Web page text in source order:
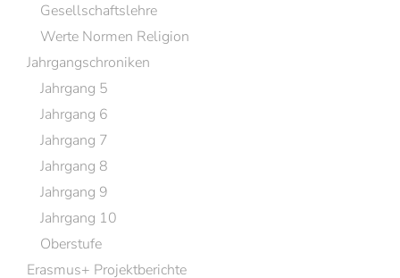
Gesellschaftslehre
Werte Normen Religion
Jahrgangschroniken
Jahrgang 5
Jahrgang 6
Jahrgang 7
Jahrgang 8
Jahrgang 9
Jahrgang 10
Oberstufe
Erasmus+ Projektberichte